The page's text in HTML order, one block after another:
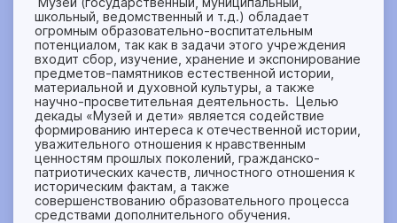
школьный, ведомственный и т.д.) обладает
огромным образовательно-воспитательным
потенциалом, так как в задачи этого учреждения
входит сбор, изучение, хранение и экспонирование
предметов-памятников естественной истории,
материальной и духовной культуры, а также
научно-просветительная деятельность. Целью
декады «Музей и дети» является содействие
формированию интереса к отечественной истории,
уважительного отношения к нравственным
ценностям прошлых поколений, гражданско-
патриотических качеств, личностного отношения к
историческим фактам, а также
совершенствованию образовательного процесса
средствами дополнительного обучения.